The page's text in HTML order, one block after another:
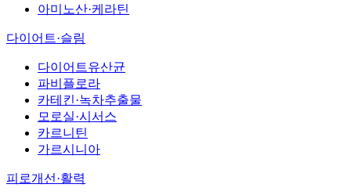
아미노산·케라틴
다이어트·슬림
다이어트유산균
파비플로라
카테킨·녹차추출물
모로실·시서스
카르니틴
가르시니아
피로개선·활력